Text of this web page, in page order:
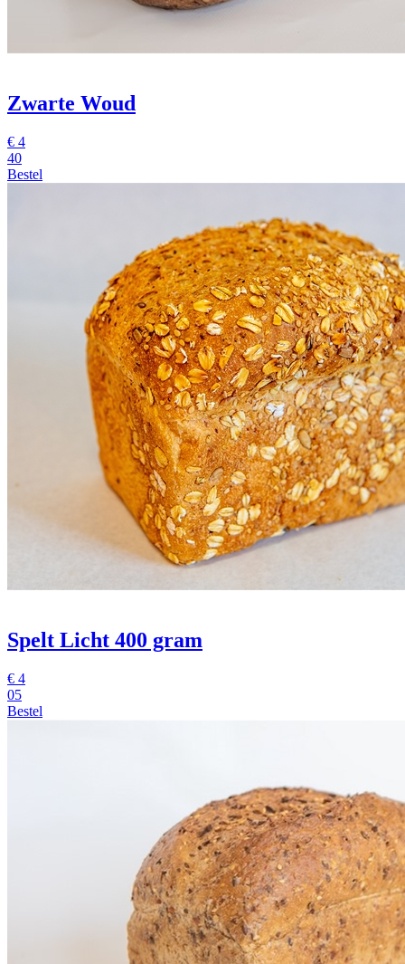
Zwarte Woud
€ 4
40
Bestel
Spelt Licht 400 gram
€ 4
05
Bestel